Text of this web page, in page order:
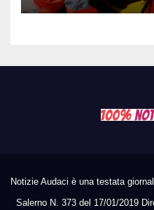
disperati
Notizie Audaci è una testata
Salerno N. 373 del 17/01/2019